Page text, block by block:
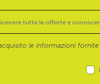
le informazioni fornite